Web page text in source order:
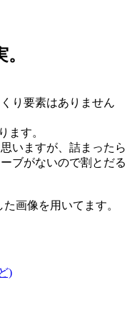
り要素はありません
ます。
いますが、詰まったら
ブがないので割とだる
画像を用いてます。
)